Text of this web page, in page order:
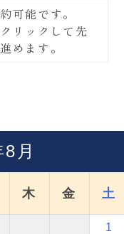
可能です。
リックして先
めます。
月
木 金 土
1